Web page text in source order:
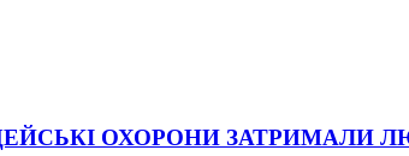
ОХОРОНИ ЗАТРИМАЛИ